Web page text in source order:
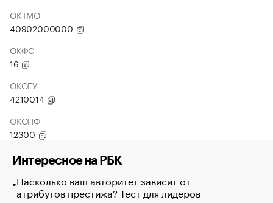
ОКТМО
40902000000
ОКФС
16
ОКОГУ
4210014
ОКОПФ
12300
Интересное на РБК
Насколько ваш авторитет зависит от
атрибутов престижа? Тест для лидеров